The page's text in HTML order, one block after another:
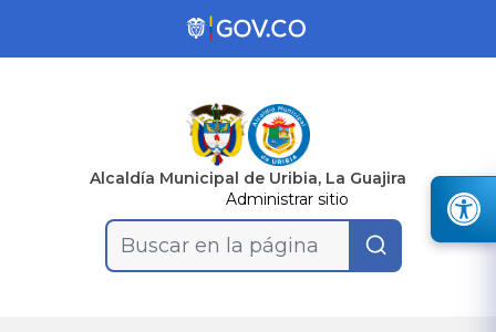
Alcaldía Municipal de Uribia, La Guajira
Administrar sitio
Buscar en la página